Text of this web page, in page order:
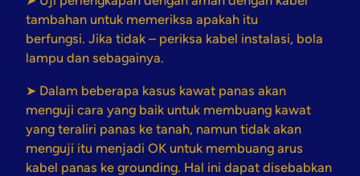
tambahan untuk memeriksa apakah itu
berfungsi. Jika tidak – periksa kabel instalasi, bola
lampu dan sebagainya.
➤ Dalam beberapa kasus kawat panas akan
menguji cara yang baik untuk membuang kawat
yang teraliri panas ke tanah, namun tidak akan
menguji itu menjadi OK untuk membuang arus
kabel panas ke grounding. Hal ini dapat disebabkan